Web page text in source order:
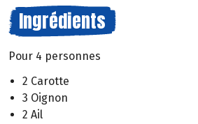
Ingrédients
Pour 4 personnes
2 Carotte
3 Oignon
2 Ail